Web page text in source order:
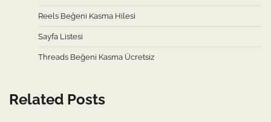
Reels Beğeni Kasma Hilesi
Sayfa Listesi
Threads Beğeni Kasma Ücretsiz
Related Posts